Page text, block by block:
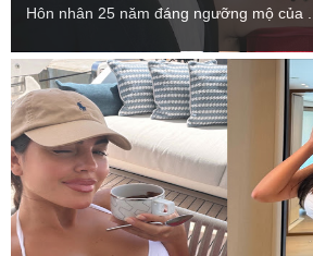
Hôn nhân 25 năm đáng ngưỡng mộ của ...